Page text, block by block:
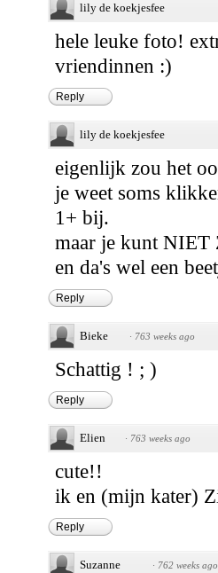
lily de koekjesfee
hele leuke foto!
vriendinnen :)
Reply
lily de koekjesfee
eigenlijk zou het
je weet soms
1+ bij.
maar je kunt
en da's wel een
Reply
Bieke · 763 weeks ago
Schattig ! ; )
Reply
Elien · 763 weeks ago
cute!!
ik en (mijn kater)
Reply
Suzanne · 762 weeks ago